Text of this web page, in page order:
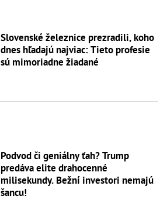
Slovenské železnice prezradili, koho
dnes hľadajú najviac: Tieto profesie
sú mimoriadne žiadané
Podvod či geniálny ťah? Trump
predáva elite drahocenné
milisekundy. Bežní investori nemajú
šancu!